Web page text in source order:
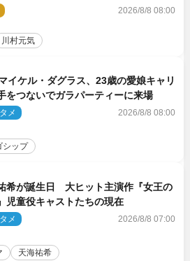
ト到着
2026/8/8 08:00
川村元気
イケル・ダグラス、23歳の愛娘キャリ
をつないでガラパーティーに来場
メ 2026/8/8 08:00
シップ
希が誕生日 大ヒット主演作『女王の
児童役キャストたちの現在
メ 2026/8/8 07:00
天海祐希